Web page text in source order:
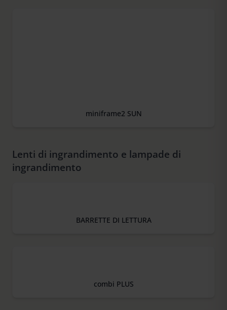
miniframe2 SUN
Lenti di ingrandimento e lampade di
ingrandimento
BARRETTE DI LETTURA
combi PLUS